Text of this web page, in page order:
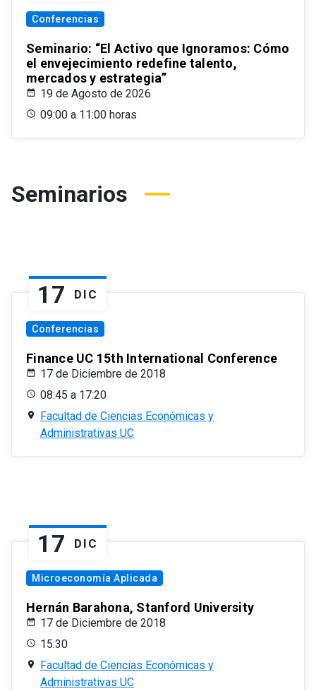
Conferencias
Seminario: “El Activo que Ignoramos: Cómo
el envejecimiento redefine talento,
mercados y estrategia”
19 de Agosto de 2026
09:00 a 11:00 horas
Seminarios
17 DIC
Conferencias
Finance UC 15th International Conference
17 de Diciembre de 2018
08:45 a 17:20
Facultad de Ciencias Económicas y
Administrativas UC
17 DIC
Microeconomía Aplicada
Hernán Barahona, Stanford University
17 de Diciembre de 2018
15:30
Facultad de Ciencias Económicas y
Administrativas UC